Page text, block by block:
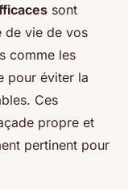
sont
de vie de vos
comme les
pour éviter la
Ces
propre et
pertinent pour